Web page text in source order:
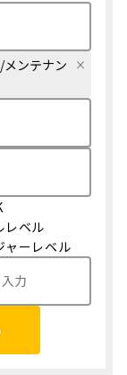
ンテナン
レベル
ャーレベル